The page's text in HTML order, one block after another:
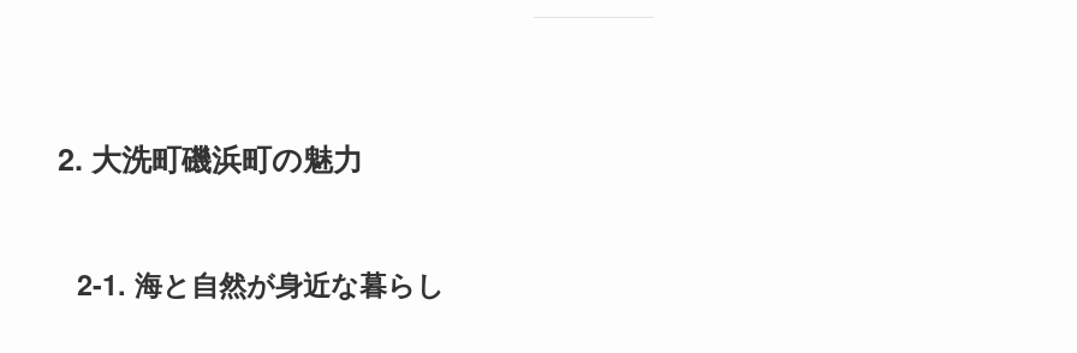
2. 大洗町磯浜町の魅力
2-1. 海と自然が身近な暮らし